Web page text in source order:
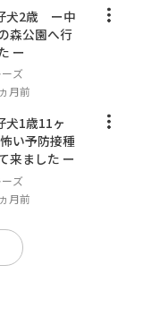
犬2歳 ー中
森公園へ行
ー
ズ
月前
1歳11ヶ
い予防接種
来ました ー
ズ
月前